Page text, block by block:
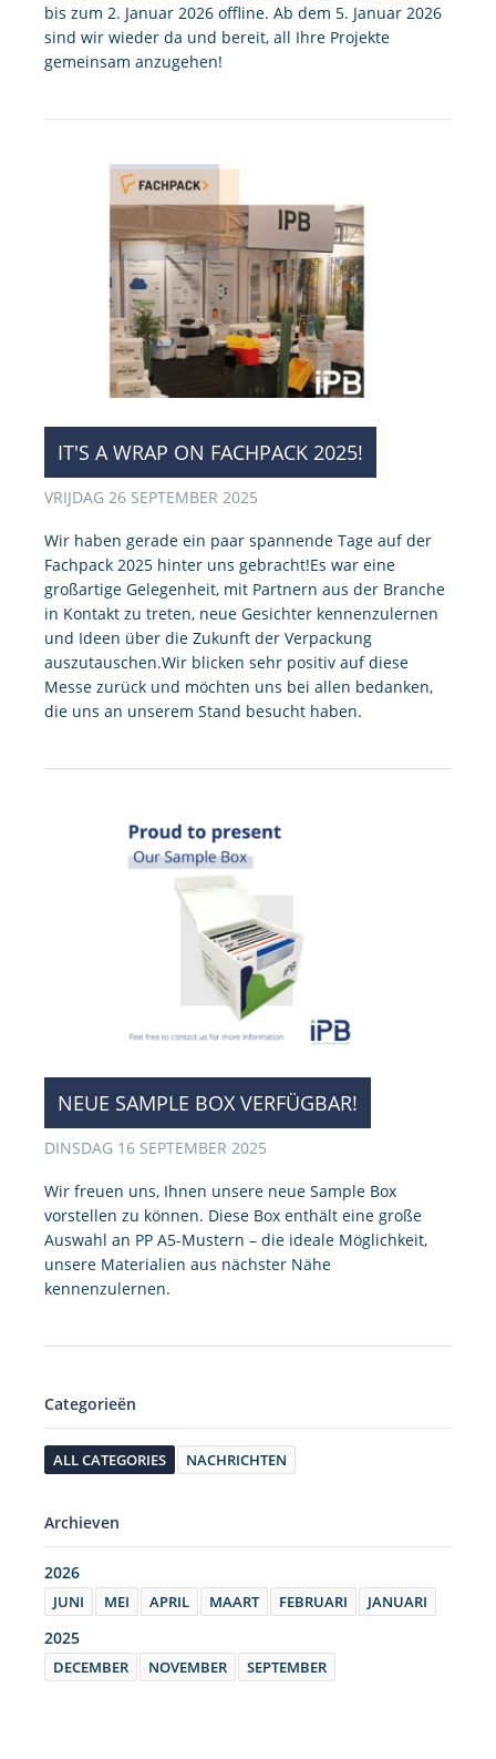
bis zum 2. Januar 2026 offline. Ab dem 5. Januar 2026
sind wir wieder da und bereit, all Ihre Projekte
gemeinsam anzugehen!
IT'S A WRAP ON FACHPACK 2025!
VRIJDAG 26 SEPTEMBER 2025
Wir haben gerade ein paar spannende Tage auf der
Fachpack 2025 hinter uns gebracht!Es war eine
großartige Gelegenheit, mit Partnern aus der Branche
in Kontakt zu treten, neue Gesichter kennenzulernen
und Ideen über die Zukunft der Verpackung
auszutauschen.Wir blicken sehr positiv auf diese
Messe zurück und möchten uns bei allen bedanken,
die uns an unserem Stand besucht haben.
NEUE SAMPLE BOX VERFÜGBAR!
DINSDAG 16 SEPTEMBER 2025
Wir freuen uns, Ihnen unsere neue Sample Box
vorstellen zu können. Diese Box enthält eine große
Auswahl an PP A5-Mustern – die ideale Möglichkeit,
unsere Materialien aus nächster Nähe
kennenzulernen.
Categorieën
ALL CATEGORIES NACHRICHTEN
Archieven
2026
JUNI MEI APRIL MAART FEBRUARI JANUARI
2025
DECEMBER NOVEMBER SEPTEMBER